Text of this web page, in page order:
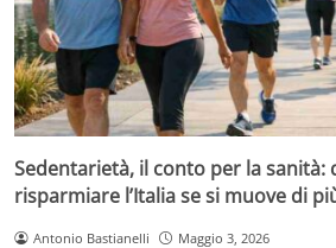
Sedentarietà, il conto per la sanità:
risparmiare l’Italia se si muove di
Antonio Bastianelli Maggio 3, 2026